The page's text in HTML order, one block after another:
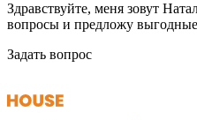
Здравствуйте, меня зовут
вопросы и предложу
Задать вопрос